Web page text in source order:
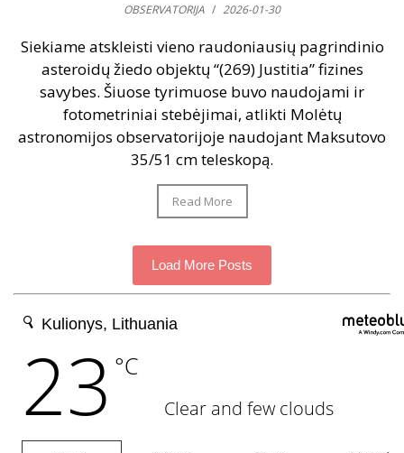
OBSERVATORIJA / 2026-01-30
Siekiame atskleisti vieno raudoniausių pagrindinio
asteroidų žiedo objektų “(269) Justitia” fizines
savybes. Šiuose tyrimuose buvo naudojami ir
fotometriniai stebėjimai, atlikti Molėtų
astronomijos observatorijoje naudojant Maksutovo
35/51 cm teleskopą.
Read More
Load More Posts